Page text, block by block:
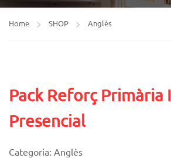
Home SHOP Anglès
Pack Reforç Primària
Presencial
Categoria: Anglès